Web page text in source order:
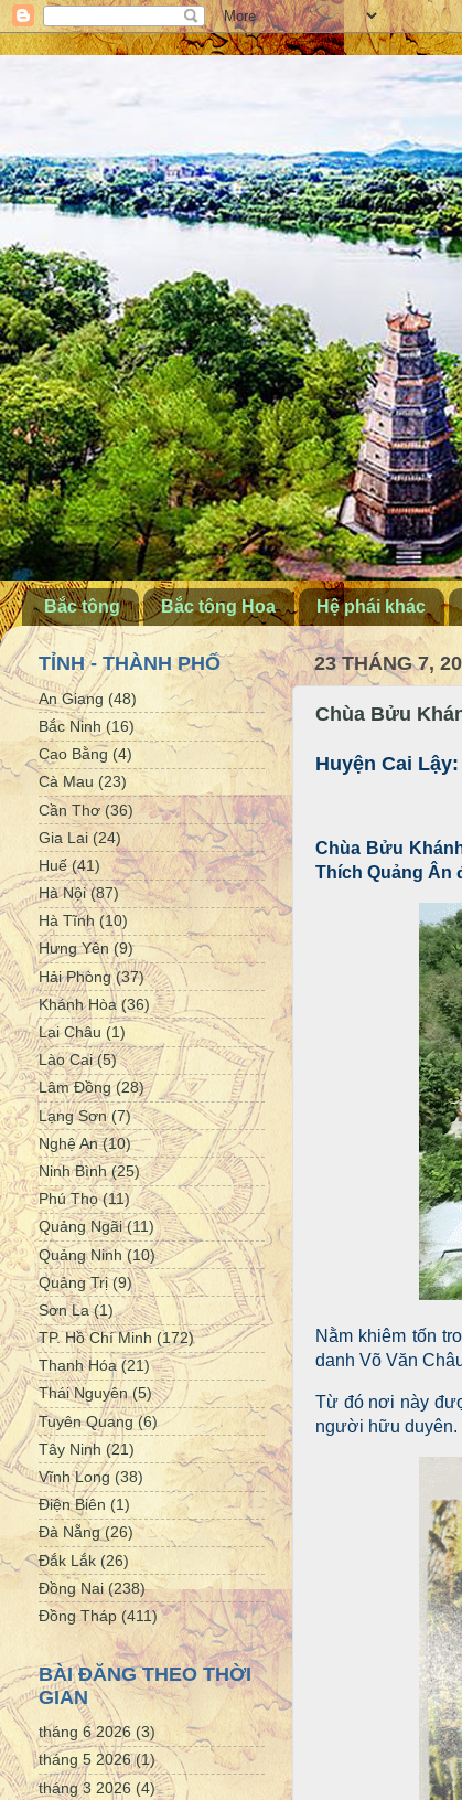
Bắc tông Bắc tông Hoa Hệ phái khác
23 THÁNG 7,
Chùa Bửu
Huyện Cai
Chùa Bửu
Thích Quảng Ân
Nằm khiêm tốn
danh Võ Văn
Từ đó nơi này
người hữu duyên.
TỈNH - THÀNH PHỐ
An Giang (48)
Bắc Ninh (16)
Cao Bằng (4)
Cà Mau (23)
Cần Thơ (36)
Gia Lai (24)
Huế (41)
Hà Nội (87)
Hà Tĩnh (10)
Hưng Yên (9)
Hải Phòng (37)
Khánh Hòa (36)
Lai Châu (1)
Lào Cai (5)
Lâm Đồng (28)
Lạng Sơn (7)
Nghệ An (10)
Ninh Bình (25)
Phú Thọ (11)
Quảng Ngãi (11)
Quảng Ninh (10)
Quảng Trị (9)
Sơn La (1)
TP. Hồ Chí Minh (172)
Thanh Hóa (21)
Thái Nguyên (5)
Tuyên Quang (6)
Tây Ninh (21)
Vĩnh Long (38)
Điện Biên (1)
Đà Nẵng (26)
Đắk Lắk (26)
Đồng Nai (238)
Đồng Tháp (411)
BÀI ĐĂNG THEO THỜI
GIAN
tháng 6 2026 (3)
tháng 5 2026(1)
tháng 3 2026 (4)